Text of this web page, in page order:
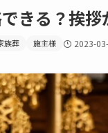
きる？挨
族葬 施主様 2023-